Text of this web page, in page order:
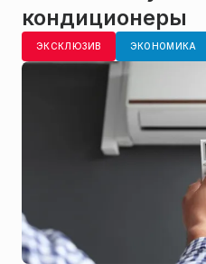
кондиционеры
ЭКСКЛЮЗИВ ЭКОНОМИКА